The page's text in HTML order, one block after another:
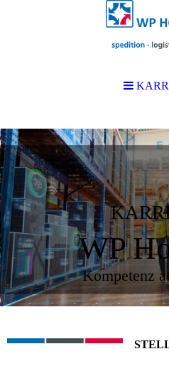
WP
Kompetenz